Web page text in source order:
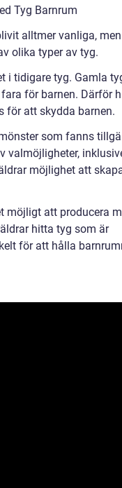
Tyg Barnrum
alltmer vanliga,
olika typer av tyg.
i tidigare tyg. Gamla
för barnen. Därför
för att skydda barnen.
som fanns
valmöjligheter,
möjlighet att
möjligt att producera
hitta tyg som är
för att hålla